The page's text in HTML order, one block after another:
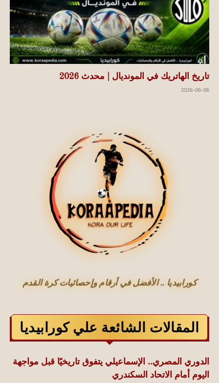
تاريخ الهاتريك في المونديال | محدث 2026
2026-06-06
كورابيديا .. الأفضل في أرقام وإحصائيات كرة القدم
المقالات الشائعة علي كورابيديا
الدوري المصري.. الإسماعيلي يتفوق تاريخيًا قبل مواجهة
اليوم أمام الاتحاد السكندري